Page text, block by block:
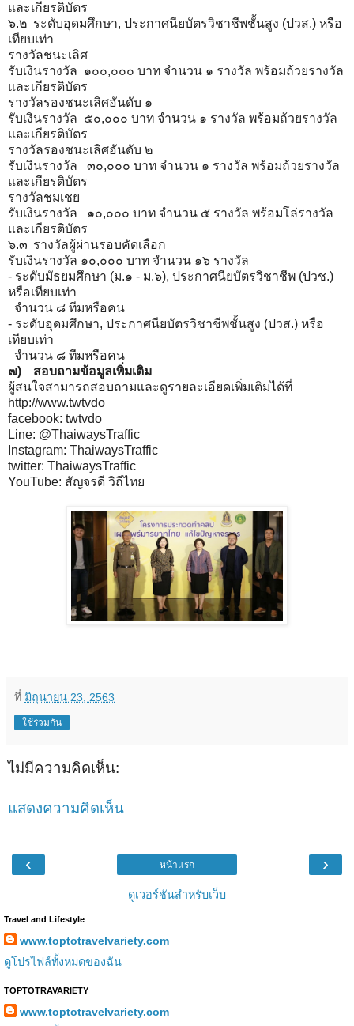
และเกียรติบัตร
๖.๒ ระดับอุดมศึกษา, ประกาศนียบัตรวิชาชีพชั้นสูง (ปวส.) หรือ
เทียบเท่า
รางวัลชนะเลิศ
รับเงินรางวัล ๑๐๐,๐๐๐ บาท จำนวน ๑ รางวัล พร้อมถ้วยรางวัล
และเกียรติบัตร
รางวัลรองชนะเลิศอันดับ ๑
รับเงินรางวัล ๕๐,๐๐๐ บาท จำนวน ๑ รางวัล พร้อมถ้วยรางวัล
และเกียรติบัตร
รางวัลรองชนะเลิศอันดับ ๒
รับเงินรางวัล ๓๐,๐๐๐ บาท จำนวน ๑ รางวัล พร้อมถ้วยรางวัล
และเกียรติบัตร
รางวัลชมเชย
รับเงินรางวัล ๑๐,๐๐๐ บาท จำนวน ๕ รางวัล พร้อมโล่รางวัล
และเกียรติบัตร
๖.๓ รางวัลผู้ผ่านรอบคัดเลือก
รับเงินรางวัล ๑๐,๐๐๐ บาท จำนวน ๑๖ รางวัล
- ระดับมัธยมศึกษา (ม.๑ - ม.๖), ประกาศนียบัตรวิชาชีพ (ปวช.)
หรือเทียบเท่า
จำนวน ๘ ทีมหรือคน
- ระดับอุดมศึกษา, ประกาศนียบัตรวิชาชีพชั้นสูง (ปวส.) หรือ
เทียบเท่า
จำนวน ๘ ทีมหรือคน
๗)
สอบถามข้อมูลเพิ่มเติม
ผู้สนใจสามารถสอบถามและดูรายละเอียดเพิ่มเติมได้ที่
http://www.twtvdo
facebook: twtvdo
Line: @ThaiwaysTraffic
Instagram: ThaiwaysTraffic
twitter: ThaiwaysTraffic
YouTube: สัญจรดี วิถีไทย
ที่ มิถุนายน 23, 2563
ใช้ร่วมกัน
ไม่มีความคิดเห็น:
แสดงความคิดเห็น
‹ ›
หน้าแรก
ดูเวอร์ชันสำหรับเว็บ
Travel and Lifestyle
www.toptotravelvariety.com
ดูโปรไฟล์ทั้งหมดของฉัน
TOPTOTRAVARIETY
www.toptotravelvariety.com